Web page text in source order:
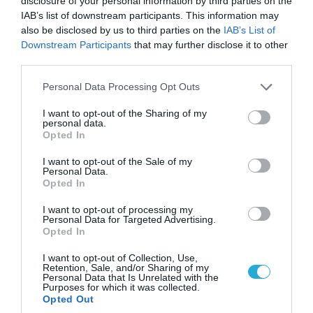
IAB’s list of downstream participants. This information may
also be disclosed by us to third parties on the IAB’s List of
Downstream Participants that may further disclose it to other
Please note that this website/app uses one or more Google
not limited to your visit or usage behaviour. You may click to
grant or deny consent to Google and its third-party tags to
use your data for below specified purposes in below Google
consent section.
Personal Data Processing Opt Outs
I want to opt-out of the Sharing of my
personal data.
Opted In
I want to opt-out of the Sale of my
Personal Data.
Opted In
I want to opt-out of processing my
Personal Data for Targeted Advertising.
Opted In
I want to opt-out of Collection, Use,
Retention, Sale, and/or Sharing of my
Personal Data that Is Unrelated with the
Purposes for which it was collected.
Opted Out
04.08.2026 | 15:02
Αυτή την ώρα το τελευταίο «αντίο» στον πρώην
04.08.2026 | 13:02
Η ανακοίνωση του Πανελλήνιου Σωματείου